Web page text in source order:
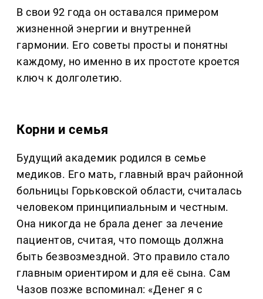
В свои 92 года он оставался примером
жизненной энергии и внутренней
гармонии. Его советы просты и понятны
каждому, но именно в их простоте кроется
ключ к долголетию.
Корни и семья
Будущий академик родился в семье
медиков. Его мать, главный врач районной
больницы Горьковской области, считалась
человеком принципиальным и честным.
Она никогда не брала денег за лечение
пациентов, считая, что помощь должна
быть безвозмездной. Это правило стало
главным ориентиром и для её сына. Сам
Чазов позже вспоминал: «Денег я с